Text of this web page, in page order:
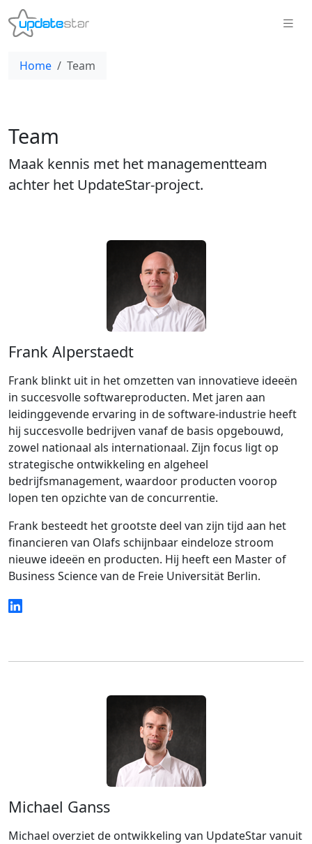
Home Team
Team
Maak kennis met het managementteam
achter het UpdateStar-project.
Frank Alperstaedt
Frank blinkt uit in het omzetten van innovatieve ideeën
in succesvolle softwareproducten. Met jaren aan
leidinggevende ervaring in de software-industrie heeft
hij succesvolle bedrijven vanaf de basis opgebouwd,
zowel nationaal als internationaal. Zijn focus ligt op
strategische ontwikkeling en algeheel
bedrijfsmanagement, waardoor producten voorop
lopen ten opzichte van de concurrentie.
Frank besteedt het grootste deel van zijn tijd aan het
financieren van Olafs schijnbaar eindeloze stroom
nieuwe ideeën en producten. Hij heeft een Master of
Business Science van de Freie Universität Berlin.
Michael Ganss
Michael overziet de ontwikkeling van UpdateStar vanuit